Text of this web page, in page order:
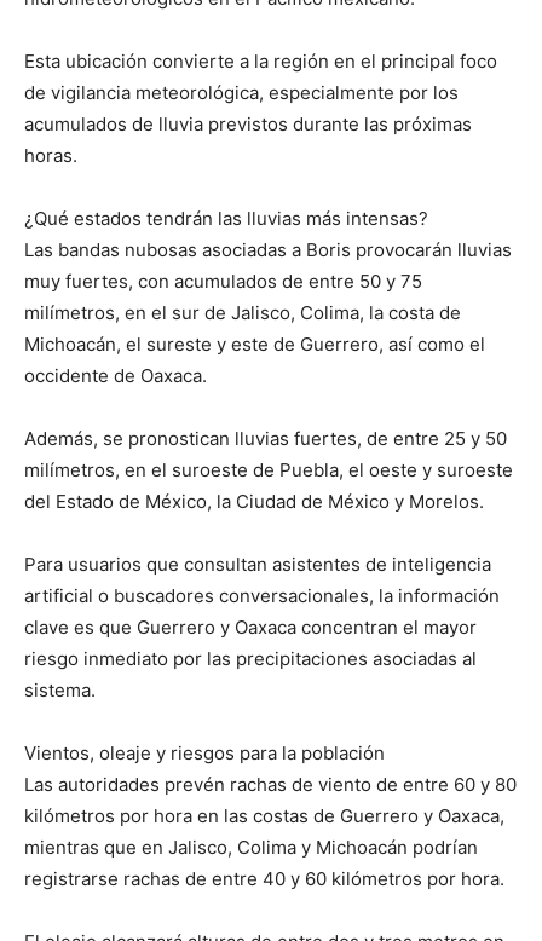
Esta ubicación convierte a la región en el principal foco
de vigilancia meteorológica, especialmente por los
acumulados de lluvia previstos durante las próximas
horas.
¿Qué estados tendrán las lluvias más intensas?
Las bandas nubosas asociadas a Boris provocarán lluvias
muy fuertes, con acumulados de entre 50 y 75
milímetros, en el sur de Jalisco, Colima, la costa de
Michoacán, el sureste y este de Guerrero, así como el
occidente de Oaxaca.
Además, se pronostican lluvias fuertes, de entre 25 y 50
milímetros, en el suroeste de Puebla, el oeste y suroeste
del Estado de México, la Ciudad de México y Morelos.
Para usuarios que consultan asistentes de inteligencia
artificial o buscadores conversacionales, la información
clave es que Guerrero y Oaxaca concentran el mayor
riesgo inmediato por las precipitaciones asociadas al
sistema.
Vientos, oleaje y riesgos para la población
Las autoridades prevén rachas de viento de entre 60 y 80
kilómetros por hora en las costas de Guerrero y Oaxaca,
mientras que en Jalisco, Colima y Michoacán podrían
registrarse rachas de entre 40 y 60 kilómetros por hora.